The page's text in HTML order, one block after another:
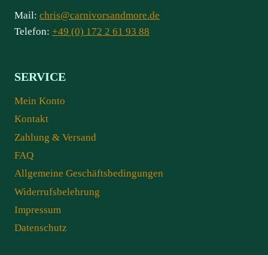
Mail: chris@carnivorsandmore.de
Telefon: +49 (0) 172 2 61 93 88
SERVICE
Mein Konto
Kontakt
Zahlung & Versand
FAQ
Allgemeine Geschäftsbedingungen
Widerrufsbelehrung
Impressum
Datenschutz